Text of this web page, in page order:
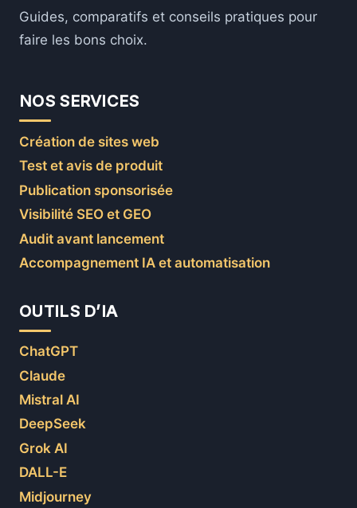
Guides, comparatifs et conseils pratiques pour
faire les bons choix.
NOS SERVICES
Création de sites web
Test et avis de produit
Publication sponsorisée
Visibilité SEO et GEO
Audit avant lancement
Accompagnement IA et automatisation
OUTILS D’IA
ChatGPT
Claude
Mistral AI
DeepSeek
Grok AI
DALL-E
Midjourney